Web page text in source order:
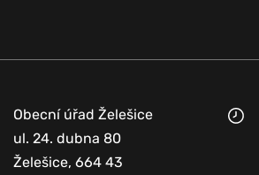
Obecní úřad Želešice
ul. 24. dubna 80
Želešice, 664 43